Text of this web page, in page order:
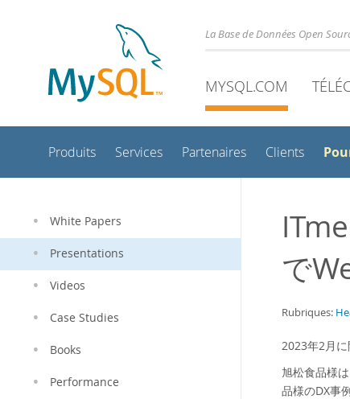
La Base de Données Open
MYSQL.COM
Produits Services Partenaires Clients
White Papers
Presentations
Videos
Case Studies
Books
Performance
で
Rubriques:
2023年2月
旭松食品様
品様のDX事